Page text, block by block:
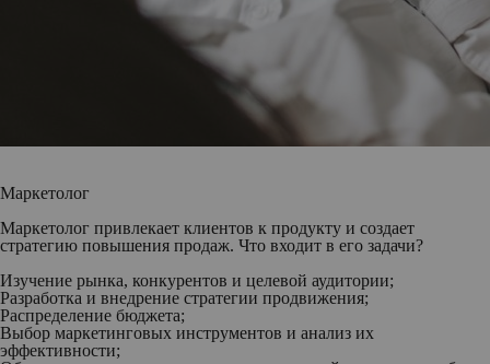
Маркетолог
Маркетолог привлекает клиентов к продукту и создает
стратегию повышения продаж. Что входит в его задачи?
Изучение рынка, конкурентов и целевой аудитории;
Разработка и внедрение стратегии продвижения;
Распределение бюджета;
Выбор маркетинговых инструментов и анализ их
эффективности;